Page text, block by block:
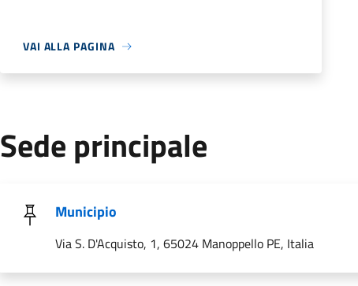
VAI ALLA PAGINA
Sede principale
Municipio
Via S. D'Acquisto, 1, 65024 Manoppello PE, Italia